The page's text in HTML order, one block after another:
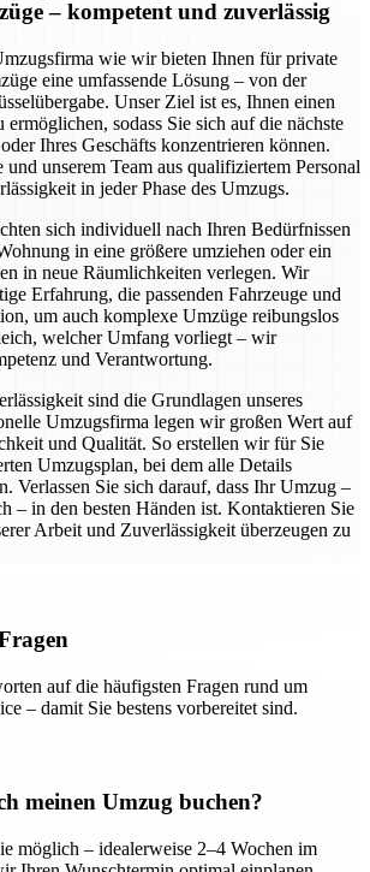
– kompetent und zuverlässig
wie wir bieten Ihnen für private
eine umfassende Lösung – von der
Unser Ziel ist es, Ihnen einen
ermöglichen, sodass Sie sich auf die nächste
Ihres Geschäfts konzentrieren können.
unserem Team aus qualifiziertem Personal
in jeder Phase des Umzugs.
sich individuell nach Ihren Bedürfnissen
in eine größere umziehen oder ein
in neue Räumlichkeiten verlegen. Wir
Erfahrung, die passenden Fahrzeuge und
um auch komplexe Umzüge reibungslos
welcher Umfang vorliegt – wir
und Verantwortung.
sind die Grundlagen unseres
Umzugsfirma legen wir großen Wert auf
und Qualität. So erstellen wir für Sie
Umzugsplan, bei dem alle Details
Verlassen Sie sich darauf, dass Ihr Umzug –
– in den besten Händen ist. Kontaktieren Sie
Arbeit und Zuverlässigkeit überzeugen zu
auf die häufigsten Fragen rund um
– damit Sie bestens vorbereitet sind.
meinen Umzug buchen?
möglich – idealerweise 2–4 Wochen im